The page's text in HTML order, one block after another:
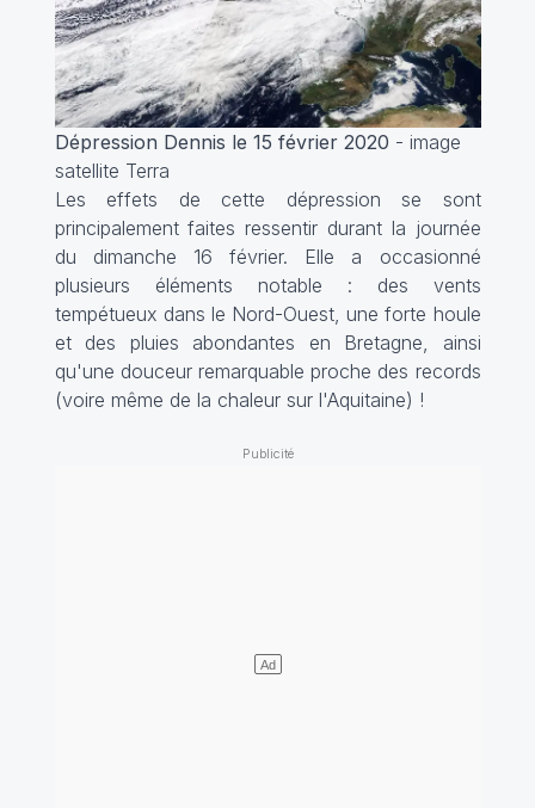
Dépression Dennis le 15 février 2020 - image
satellite Terra
Les effets de cette dépression se sont
principalement faites ressentir durant la journée
du dimanche 16 février. Elle a occasionné
plusieurs éléments notable : des vents
tempétueux dans le Nord-Ouest, une forte houle
et des pluies abondantes en Bretagne, ainsi
qu'une douceur remarquable proche des records
(voire même de la chaleur sur l'Aquitaine) !